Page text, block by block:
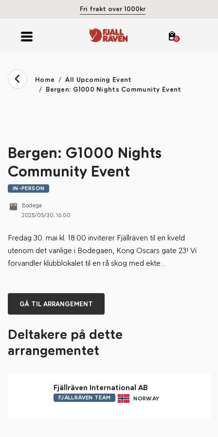
Fri frakt over 1000kr
0
Home
All Upcoming Event
Bergen: G1000 Nights Community Event
Bergen: G1000 Nights
Community Event
IN-PERSON
Bodega
2025/05/30, 16:00
Fredag 30. mai kl. 18.00 inviterer Fjällräven til en kveld
utenom det vanlige i Bodegaen, Kong Oscars gate 23! Vi
forvandler klubblokalet til en rå skog med ekte
workshops, gode leirbåls-samtaler, gaver, spesialtilbud og
mye mer– En kveld perfekt for å henge ut, utforske og
GÅ TIL ARRANGEMENT
Deltakere på dette
arrangementet
Fjällräven International AB
FJÄLLRÄVEN TEAM NORWAY